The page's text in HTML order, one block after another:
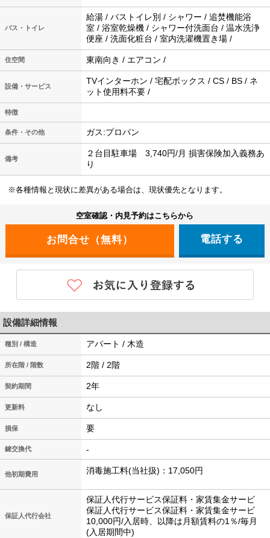
バス・トイレ
給湯 / バストイレ別 / シャワー / 追焚機能浴
室 / 浴室乾燥機 / シャワー付洗面台 / 温水洗浄
便座 / 洗面化粧台 / 室内洗濯機置き場 /
住空間 東南向き / エアコン /
設備・サービス
TVインターホン / 宅配ボックス / CS / BS / ネ
ット使用料不要 /
特徴
条件・その他 ガス:プロパン
備考
２台目駐車場 3,740円/月 損害保険加入義務あ
り
※各種情報と現状に差異がある場合は、現状優先となります。
空室確認・内見予約はこちらから
電話する
設備詳細情報
種別 / 構造 アパート / 木造
所在階 / 階数 2階 / 2階
契約期間 2年
更新料 なし
損保 要
鍵交換代 -
他初期費用 消毒施工料(当社扱)：17,050円
保証人代行会社
保証人代行サービス保証料・家賃集金サービ
保証人代行サービス保証料・家賃集金サービ
10,000円/入居時、以降は月額賃料の1％/毎月
(入居期間中)